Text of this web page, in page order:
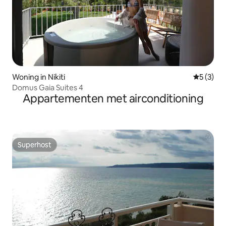
Woning in Nikiti
5 (3)
Domus Gaia Suites 4
Appartementen met airconditioning
Superhost
Superhost